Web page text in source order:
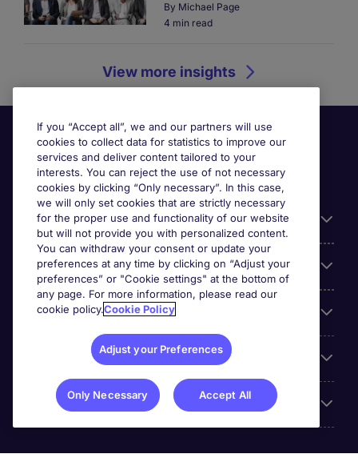
By Michael Page
4 min read
View more insights
Useful information
Our Expertise
Google Rating
Mobile apps
About Michael Page
If you “Accept all”, we and our partners will use
cookies to collect data for statistics to improve our
services and deliver content tailored to your
interests. You can reject the use of not necessary
cookies by clicking “Only necessary”. In this case,
we will only set cookies that are strictly necessary
for the proper use and functionality of our website
but will not provide you with personalized content.
You can withdraw your consent or update your
preferences at any time by clicking on “Adjust your
preferences” or "Cookie settings" at the bottom of
any page. For more information, please read our
cookie policy.Cookie Policy
Adjust your Preferences
Only Necessary Accept All